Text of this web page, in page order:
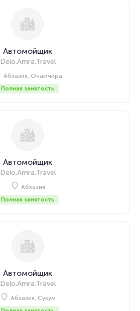
Автомойщик
Delo.Amra.Travel
Абхазия, Очамчира
Полная занятость
Автомойщик
Delo.Amra.Travel
Абхазия
Полная занятость
Автомойщик
Delo.Amra.Travel
Абхазия, Сухум